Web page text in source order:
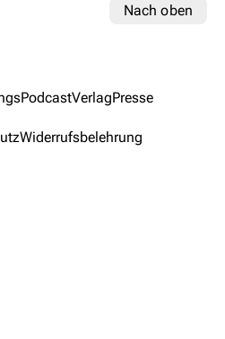
Nach oben
PodcastVerlagPresse
Widerrufsbelehrung